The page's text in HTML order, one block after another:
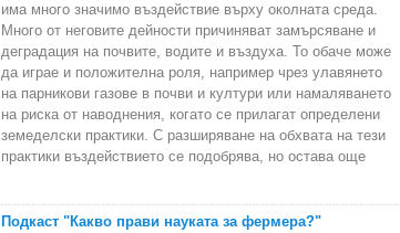
има много значимо въздействие върху околната среда.
Много от неговите дейности причиняват замърсяване и
деградация на почвите, водите и въздуха. То обаче може
да играе и положителна роля, например чрез улавянето
на парникови газове в почви и култури или намаляването
на риска от наводнения, когато се прилагат определени
земеделски практики. С разширяване на обхвата на тези
практики въздействието се подобрява, но остава още
Подкаст "Какво прави науката за фермера?"